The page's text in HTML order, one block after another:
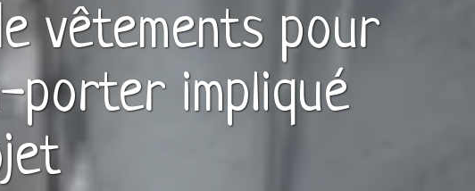
vêtementspour
porterimpliqué